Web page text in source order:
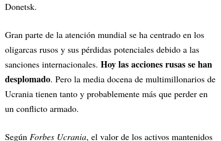
Donetsk.
Gran parte de la atención mundial se ha centrado en los
oligarcas rusos y sus pérdidas potenciales debido a las
sanciones internacionales. Hoy las acciones rusas se han
desplomado. Pero la media docena de multimillonarios de
Ucrania tienen tanto y probablemente más que perder en
un conflicto armado.
Según Forbes Ucrania, el valor de los activos mantenidos